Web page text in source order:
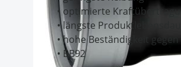
• optimierte
• längste
• hohe Beständigkeit
• BB92